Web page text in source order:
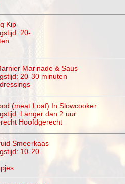
Kip
20-
Marinade & Saus
20-30 minuten
(meat Loaf) In Slowcooker
Langer dan 2 uur
Hoofdgerecht
Smeerkaas
10-20